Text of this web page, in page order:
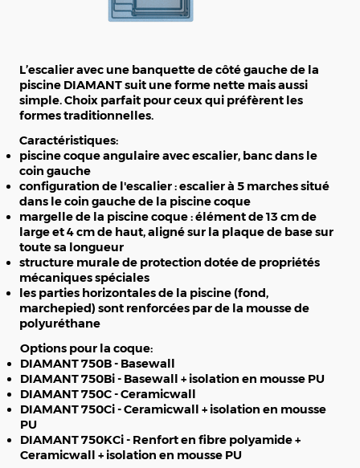
L’escalier avec une banquette de côté gauche de la
piscine DIAMANT suit une forme nette mais aussi
simple. Choix parfait pour ceux qui préfèrent les
formes traditionnelles.
Caractéristiques:
piscine coque angulaire avec escalier, banc dans le
coin gauche
configuration de l'escalier : escalier à 5 marches situé
dans le coin gauche de la piscine coque
margelle de la piscine coque : élément de 13 cm de
large et 4 cm de haut, aligné sur la plaque de base sur
toute sa longueur
structure murale de protection dotée de propriétés
mécaniques spéciales
les parties horizontales de la piscine (fond,
marchepied) sont renforcées par de la mousse de
polyuréthane
Options pour la coque:
DIAMANT 750B - Basewall
DIAMANT 750Bi - Basewall + isolation en mousse PU
DIAMANT 750C - Ceramicwall
DIAMANT 750Ci - Ceramicwall + isolation en mousse
PU
DIAMANT 750KCi - Renfort en fibre polyamide +
Ceramicwall + isolation en mousse PU